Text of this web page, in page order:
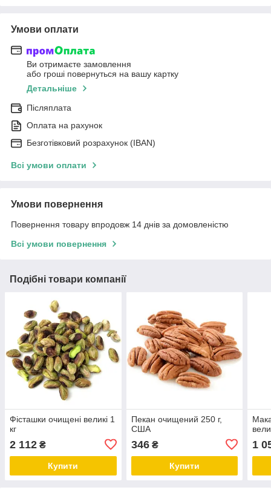
Умови оплати
Ви отримаєте замовлення
або гроші повернуться на вашу картку
Детальніше
Післяплата
Оплата на рахунок
Безготівковий розрахунок (IBAN)
Всі умови оплати
Умови повернення
Повернення товару впродовж 14 днів за домовленістю
Всі умови повернення
Подібні товари компанії
Фісташки очищені великі 1
кг
2 112 ₴
Купити
Пекан очищений 250 г,
США
346₴
Купити
1